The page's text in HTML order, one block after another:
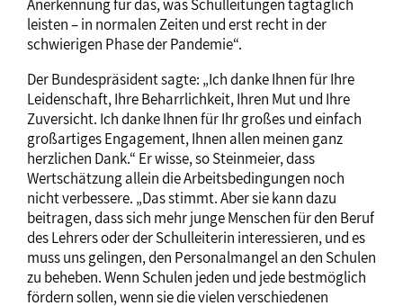
Anerkennung für das, was Schulleitungen tagtäglich
leisten – in normalen Zeiten und erst recht in der
schwierigen Phase der Pandemie“.
Der Bundespräsident sagte: „Ich danke Ihnen für Ihre
Leidenschaft, Ihre Beharrlichkeit, Ihren Mut und Ihre
Zuversicht. Ich danke Ihnen für Ihr großes und einfach
großartiges Engagement, Ihnen allen meinen ganz
herzlichen Dank.“ Er wisse, so Steinmeier, dass
Wertschätzung allein die Arbeitsbedingungen noch
nicht verbessere. „Das stimmt. Aber sie kann dazu
beitragen, dass sich mehr junge Menschen für den Beruf
des Lehrers oder der Schulleiterin interessieren, und es
muss uns gelingen, den Personalmangel an den Schulen
zu beheben. Wenn Schulen jeden und jede bestmöglich
fördern sollen, wenn sie die vielen verschiedenen